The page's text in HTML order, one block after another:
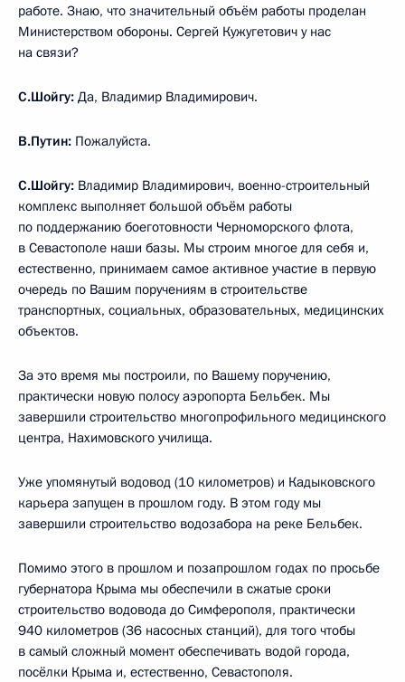
работе. Знаю, что значительный объём работы проделан
Министерством обороны. Сергей Кужугетович у нас
на связи?
С.Шойгу: Да, Владимир Владимирович.
В.Путин: Пожалуйста.
С.Шойгу: Владимир Владимирович, военно-строительный
комплекс выполняет большой объём работы
по поддержанию боеготовности Черноморского флота,
в Севастополе наши базы. Мы строим многое для себя и,
естественно, принимаем самое активное участие в первую
очередь по Вашим поручениям в строительстве
транспортных, социальных, образовательных, медицинских
объектов.
За это время мы построили, по Вашему поручению,
практически новую полосу аэропорта Бельбек. Мы
завершили строительство многопрофильного медицинского
центра, Нахимовского училища.
Уже упомянутый водовод (10 километров) и Кадыковского
карьера запущен в прошлом году. В этом году мы
завершили строительство водозабора на реке Бельбек.
Помимо этого в прошлом и позапрошлом годах по просьбе
губернатора Крыма мы обеспечили в сжатые сроки
строительство водовода до Симферополя, практически
940 километров (36 насосных станций), для того чтобы
в самый сложный момент обеспечивать водой города,
посёлки Крыма и, естественно, Севастополя.